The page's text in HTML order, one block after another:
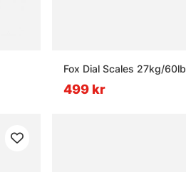
Fox Dial Scales 27kg/60lb
499 kr